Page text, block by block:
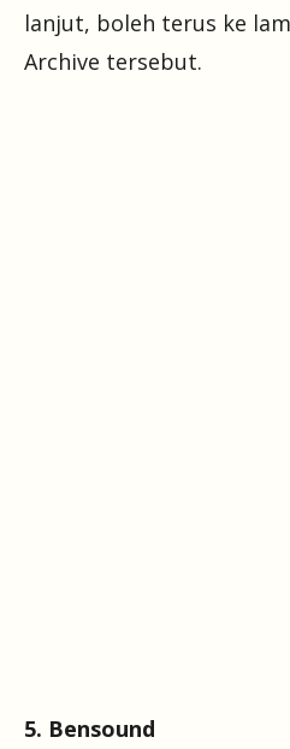
lanjut, boleh terus ke
Archive tersebut.
5. Bensound